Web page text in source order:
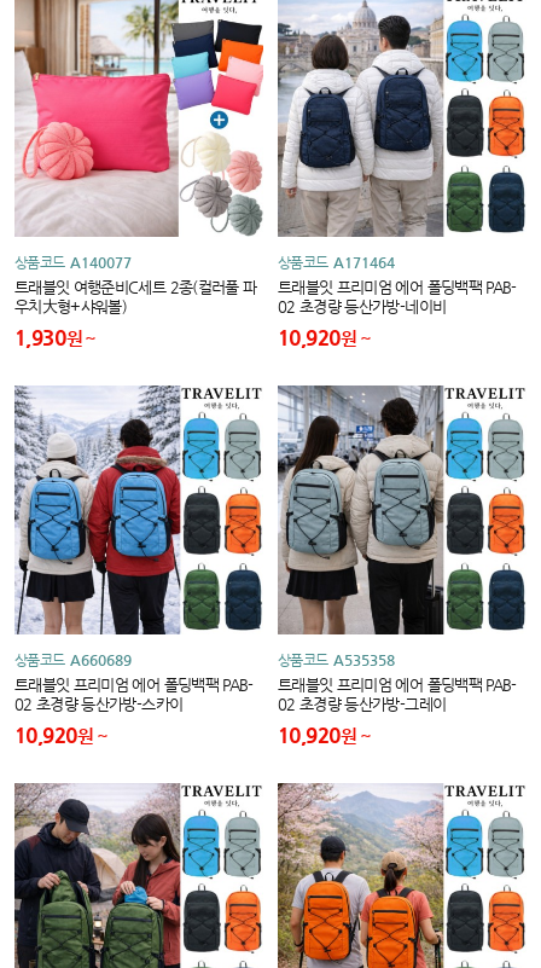
상품코드 A140077
트래블잇 여행준비C세트 2종(컬러풀 파
우치大형+샤워볼)
1,930원
상품코드 A171464
트래블잇 프리미엄 에어 폴딩백팩 PAB-
02 초경량 등산가방-네이비
10,920원
상품코드 A660689
트래블잇 프리미엄 에어 폴딩백팩 PAB-
02 초경량 등산가방-스카이
10,920원
상품코드 A535358
트래블잇 프리미엄 에어 폴딩백팩 PAB-
02 초경량 등산가방-그레이
10,920원